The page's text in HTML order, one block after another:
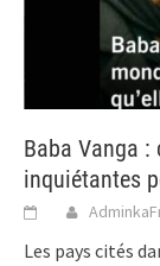
Baba Vanga
inquiétantes
Les pays cités